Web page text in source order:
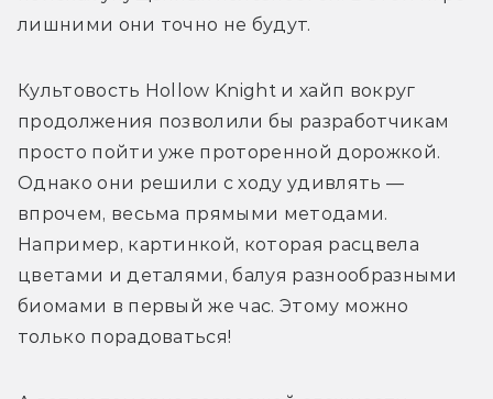
лишними они точно не будут.
Культовость Hollow Knight и хайп вокруг
продолжения позволили бы разработчикам
просто пойти уже проторенной дорожкой.
Однако они решили с ходу удивлять —
впрочем, весьма прямыми методами.
Например, картинкой, которая расцвела
цветами и деталями, балуя разнообразными
биомами в первый же час. Этому можно
только порадоваться!